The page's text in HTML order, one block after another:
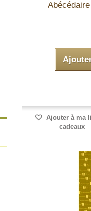
Ajouter à ma
cadeaux